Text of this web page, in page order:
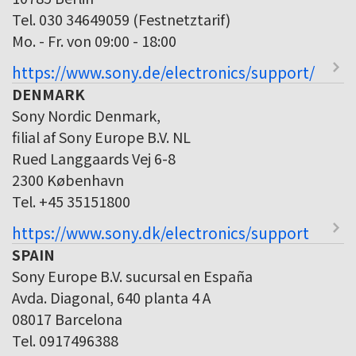
Tel. 030 34649059 (Festnetztarif)
Mo. - Fr. von 09:00 - 18:00
https://www.sony.de/electronics/support/
DENMARK
Sony Nordic Denmark,
filial af Sony Europe B.V. NL
Rued Langgaards Vej 6-8
2300 København
Tel. +45 35151800
https://www.sony.dk/electronics/support
SPAIN
Sony Europe B.V. sucursal en España
Avda. Diagonal, 640 planta 4 A
08017 Barcelona
Tel. 0917496388